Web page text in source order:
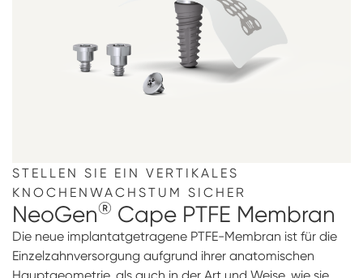
STELLEN SIE EIN VERTIKALES
KNOCHENWACHSTUM SICHER
NeoGen® Cape PTFE Membran
Die neue implantatgetragene PTFE-Membran ist für die
Einzelzahnversorgung aufgrund ihrer anatomischen